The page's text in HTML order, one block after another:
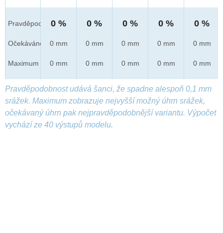
Pravděpod.
Očekáváno
Maximum
0 %
0 mm
0 mm
0 %
0 mm
0 mm
0 %
0 mm
0 mm
0 %
0 mm
0 mm
0 %
0 mm
0 mm
Pravděpodobnost udává šanci, že spadne alespoň 0,1 mm
srážek. Maximum zobrazuje nejvyšší možný úhrn srážek,
očekávaný úhrn pak nejpravděpodobnější variantu. Výpočet
vychází ze 40 výstupů modelu.